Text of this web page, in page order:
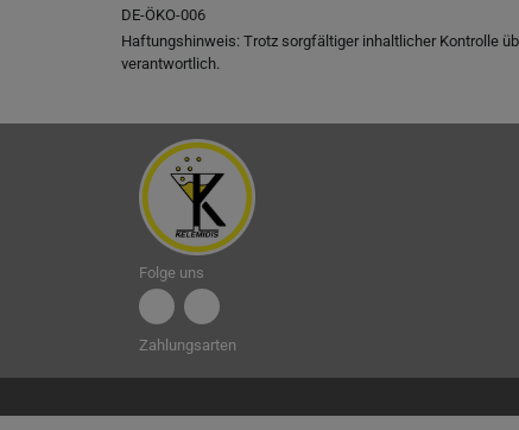
DE-ÖKO-006
Haftungshinweis: Trotz sorgfältiger inhaltlicher Kontrolle
verantwortlich.
Folge uns
Zahlungsarten